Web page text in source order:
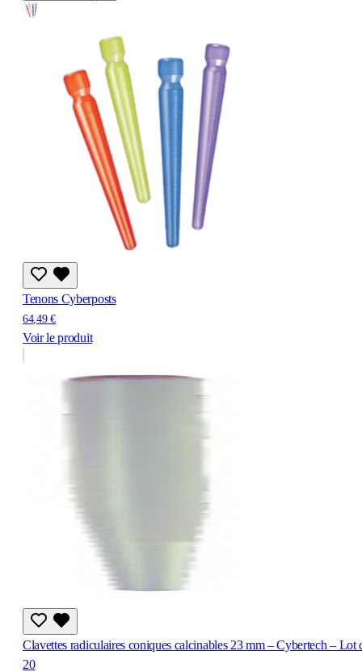
Tenons Cyberposts
64,49 €
Voir le produit
Clavettes radiculaires coniques calcinables 23 mm – Cybertech – Lot
20